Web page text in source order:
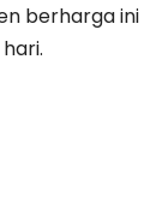
berharga ini